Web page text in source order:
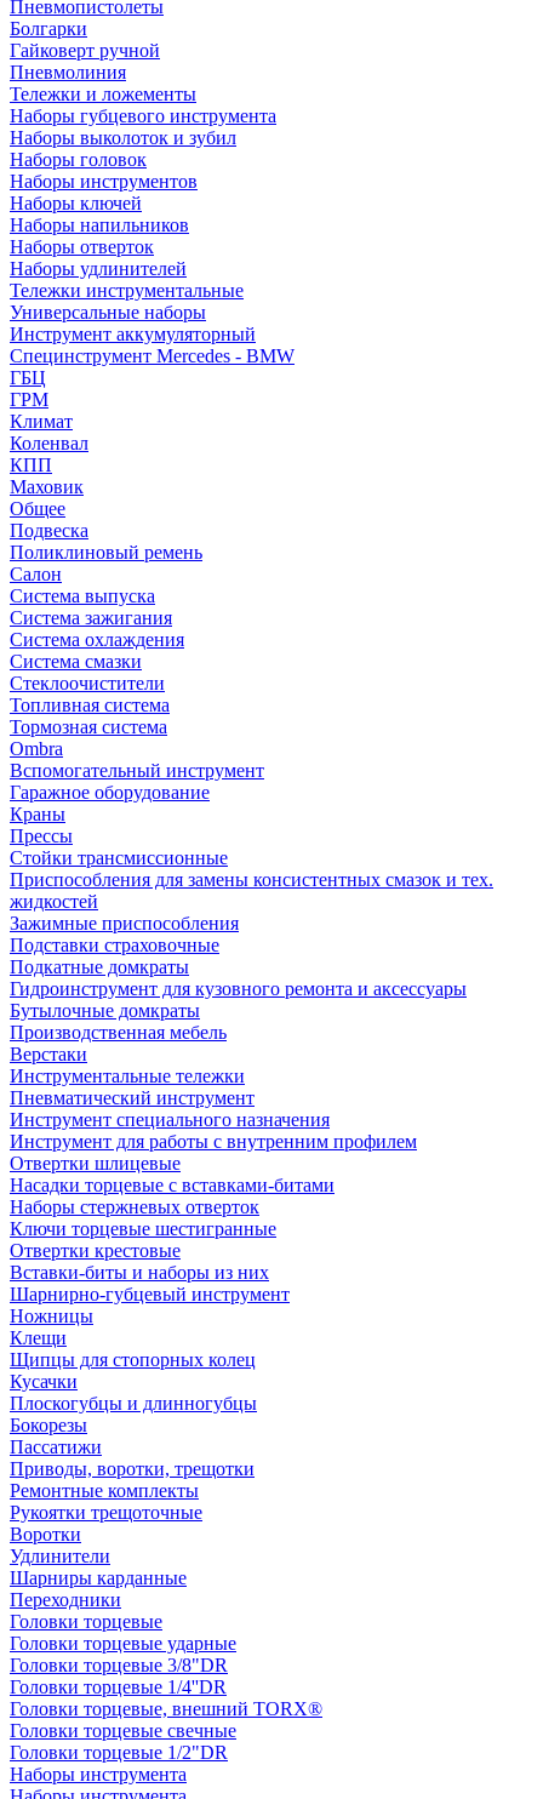
Пневмопистолеты
Болгарки
Гайковерт ручной
Пневмолиния
Тележки и ложементы
Наборы губцевого инструмента
Наборы выколоток и зубил
Наборы головок
Наборы инструментов
Наборы ключей
Наборы напильников
Наборы отверток
Наборы удлинителей
Тележки инструментальные
Универсальные наборы
Инструмент аккумуляторный
Специнструмент Mercedes - BMW
ГБЦ
ГРМ
Климат
Коленвал
КПП
Маховик
Общее
Подвеска
Поликлиновый ремень
Салон
Система выпуска
Система зажигания
Система охлаждения
Система смазки
Стеклоочистители
Топливная система
Тормозная система
Ombra
Вспомогательный инструмент
Гаражное оборудование
Краны
Прессы
Стойки трансмиссионные
Приспособления для замены консистентных смазок и тех.
жидкостей
Зажимные приспособления
Подставки страховочные
Подкатные домкраты
Гидроинструмент для кузовного ремонта и аксессуары
Бутылочные домкраты
Производственная мебель
Верстаки
Инструментальные тележки
Пневматический инструмент
Инструмент специального назначения
Инструмент для работы с внутренним профилем
Отвертки шлицевые
Насадки торцевые с вставками-битами
Наборы стержневых отверток
Ключи торцевые шестигранные
Отвертки крестовые
Вставки-биты и наборы из них
Шарнирно-губцевый инструмент
Ножницы
Клещи
Щипцы для стопорных колец
Кусачки
Плоскогубцы и длинногубцы
Бокорезы
Пассатижи
Приводы, воротки, трещотки
Ремонтные комплекты
Рукоятки трещоточные
Воротки
Удлинители
Шарниры карданные
Переходники
Головки торцевые
Головки торцевые ударные
Головки торцевые 3/8"DR
Головки торцевые 1/4''DR
Головки торцевые, внешний TORX®
Головки торцевые свечные
Головки торцевые 1/2"DR
Наборы инструмента